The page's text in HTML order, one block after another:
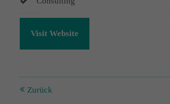
Visit Website
Zurück